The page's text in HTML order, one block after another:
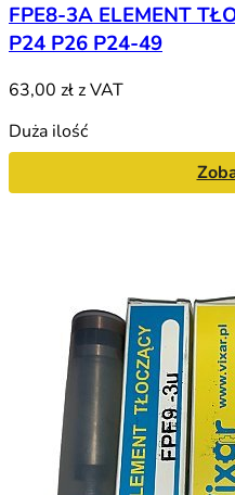
FPE8-3A ELEMENT
P24 P26 P24-49
63,00 złz VAT
Duża ilość